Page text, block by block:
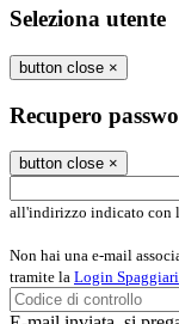
Seleziona utente
button close ×
Recupero
button close ×
all'indirizzo indicato con
Non hai una e-mail
tramite la Login Spaggiari